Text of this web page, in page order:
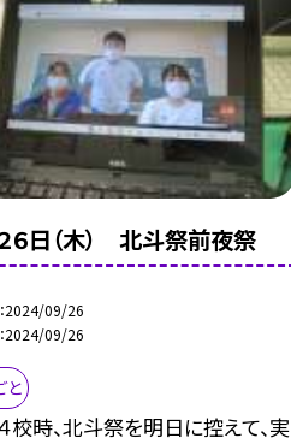
６日（木） 北斗祭前夜祭
2024/09/26
2024/09/26
と
校時、北斗祭を明日に控えて、実